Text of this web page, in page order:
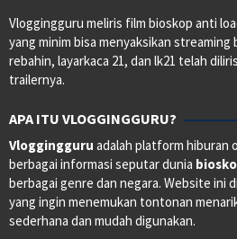
Vloggingguru meliris film bioskop anti
yang minim bisa menyaksikan
rebahin, layarkaca 21, dan lk21 telah
trailernya.
APA ITU VLOGGINGGURU?
Vloggingguru adalah platform hiburan
berbagai informasi seputar dunia
berbagai genre dan negara. Website ini
yang ingin menemukan tontonan
sederhana dan mudah digunakan.